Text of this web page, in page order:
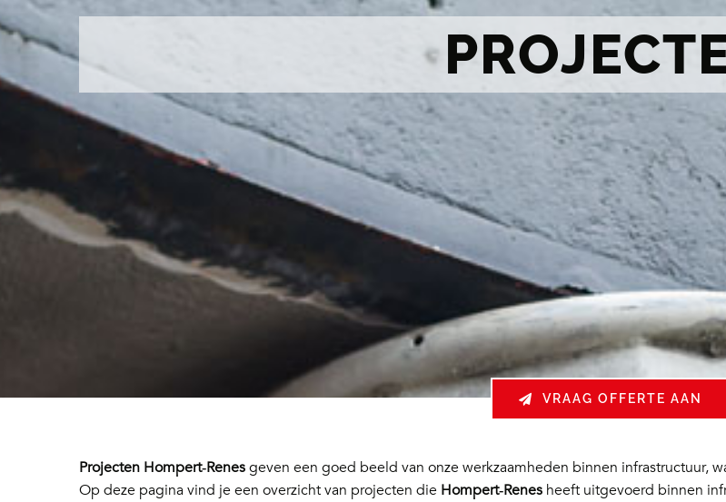
VRAAG OFFERTE AAN
Projecten Hompert‑Renesgeven een goed beeld van onze werkzaamheden binnen infrastructuur,
Op deze pagina vind je een overzicht van projecten die Hompert‑Renesheeft uitgevoerd binnen